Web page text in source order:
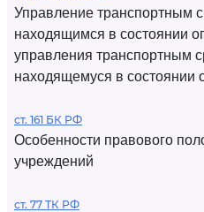
Управление транспортным
находящимся в состоянии
управления транспортным
находящемуся в состоянии
ст. 161 БК РФ
Особенности правового
учреждений
ст. 77 ТК РФ